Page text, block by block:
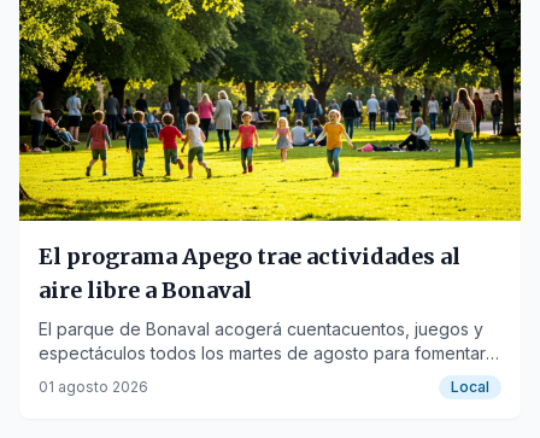
El programa Apego trae actividades al
aire libre a Bonaval
El parque de Bonaval acogerá cuentacuentos, juegos y
espectáculos todos los martes de agosto para fomentar
el uso del gallego.
01 agosto 2026 Local